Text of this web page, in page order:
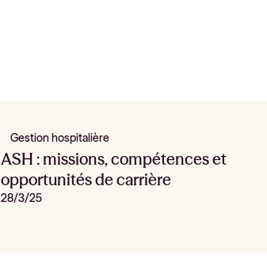
Gestion hospitalière
ASH : missions, compétences et
opportunités de carrière
28/3/25